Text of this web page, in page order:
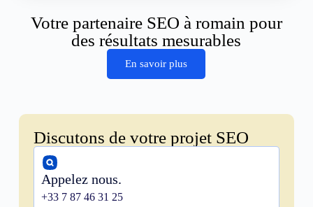
Votre partenaire SEO à romain pour
des résultats mesurables
En savoir plus
Discutons de votre projet SEO
Appelez nous.
+33 7 87 46 31 25